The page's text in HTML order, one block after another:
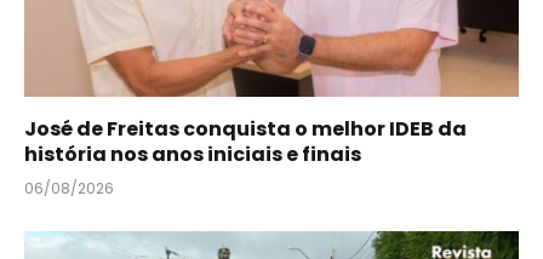
José de Freitas conquista o melhor IDEB da
história nos anos iniciais e finais
06/08/2026